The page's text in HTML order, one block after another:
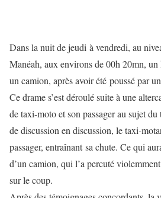
Dans la nuit de jeudi à vendredi, au
Manéah, aux environs de 00h 20mn, un
un camion, après avoir été poussé par
Ce drame s’est déroulé suite à une
de taxi-moto et son passager au sujet
de discussion en discussion, le taxi-
passager, entraînant sa chute. Ce qui
d’un camion, qui l’a percuté
sur le coup.